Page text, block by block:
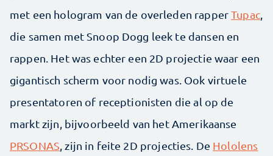
met een hologram van de overleden rapperTupac,
die samen met Snoop Dogg leek te dansen en
rappen. Het was echter een 2D projectie waar een
gigantisch scherm voor nodig was. Ook virtuele
presentatoren of receptionisten die al op de
markt zijn, bijvoorbeeld van het Amerikaanse
PRSONAS, zijn in feite 2D projecties. De Hololens